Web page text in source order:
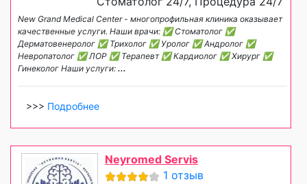
New Grand Medical Center - многопрофильная клиника оказывает
качественные услуги. Наши врачи: ✅ Стоматолог ✅
Дерматовенеролог ✅ Трихолог ✅ Уролог ✅ Андролог ✅
Невропатолог ✅ ЛОР ✅ Терапевт ✅ Кардиолог ✅ Хирург ✅
Гинеколог Наши услуги: ...
>>> Подробнее
Neyromed Servis
1 отзыв